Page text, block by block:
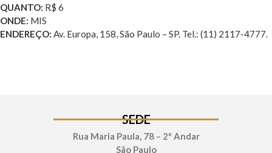
QUANTO: R$ 6
ONDE: MIS
ENDEREÇO: Av. Europa, 158, São Paulo – SP. Tel.: (11) 2117-4777.
SEDE
Rua Maria Paula, 78 – 2º Andar
São Paulo